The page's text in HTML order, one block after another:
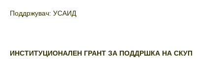
Поддржувач: УСАИД
ИНСТИТУЦИОНАЛЕН ГРАНТ ЗА ПОДДРШКА НА СКУП